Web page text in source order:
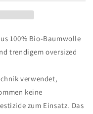
100% Bio-Baumwolle
trendigem oversized
verwendet,
keine
zum Einsatz. Das